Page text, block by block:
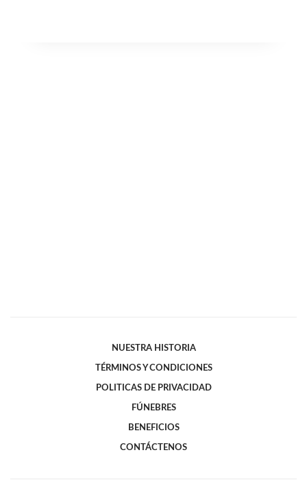
NUESTRA HISTORIA
TÉRMINOS Y CONDICIONES
POLITICAS DE PRIVACIDAD
FÚNEBRES
BENEFICIOS
CONTÁCTENOS